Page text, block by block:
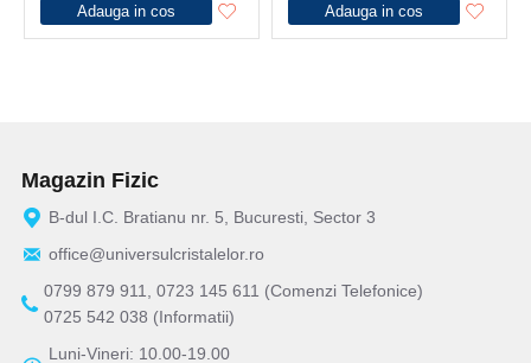
Adauga in cos Adauga in cos
Magazin Fizic
B-dul I.C. Bratianu nr. 5, Bucuresti, Sector 3
office@universulcristalelor.ro
0799 879 911, 0723 145 611 (Comenzi Telefonice)
0725 542 038 (Informatii)
Luni-Vineri: 10.00-19.00